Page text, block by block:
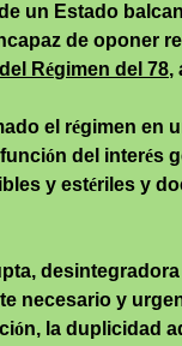
un Estado
de oponer
Régimen del 78,
el régimen en
ón del interés
y estériles y
necesario y
ón, la duplicidad